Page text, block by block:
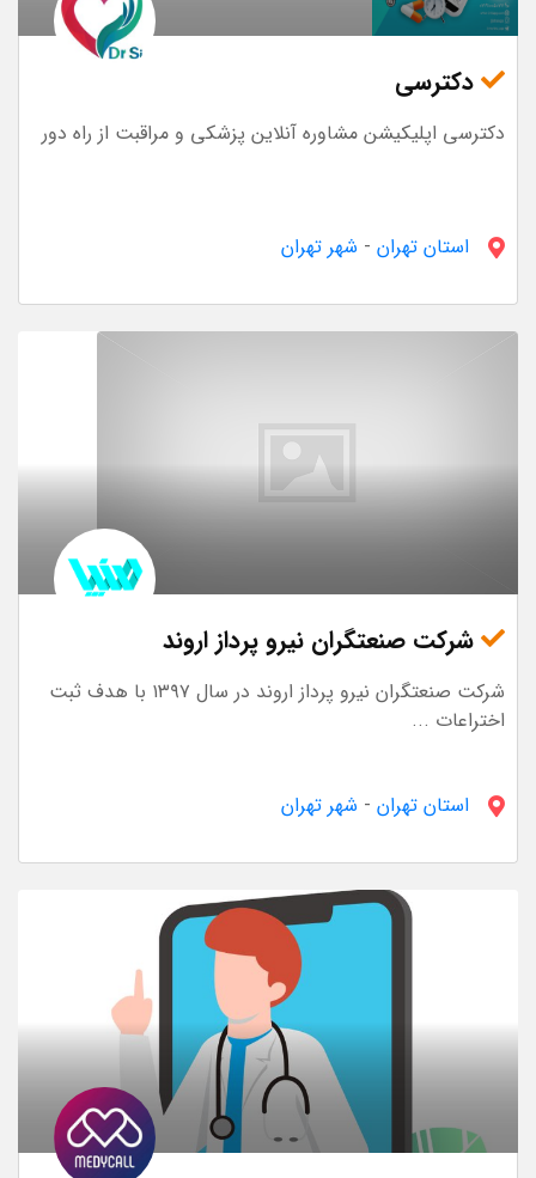
دکترسی
دکترسی اپلیکیشن مشاوره آنلاین پزشکی و مراقبت از راه دور
استان تهران - شهر تهران
شرکت صنعتگران نیرو پرداز اروند
شرکت صنعتگران نیرو پرداز اروند در سال ۱۳۹۷ با هدف ثبت
اختراعات ...
استان تهران - شهر تهران